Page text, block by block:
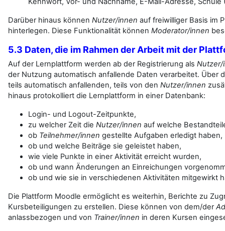
Darüber hinaus können Nutzer/innen auf freiwilliger Basis im
hinterlegen. Diese Funktionalität können Moderator/innen
5.3 Daten, die im Rahmen der Arbeit mit der
Auf der Lernplattform werden ab der Registrierung als Nutzer/
der Nutzung automatisch anfallende Daten verarbeitet. Über
teils automatisch anfallenden, teils von den Nutzer/innen
hinaus protokolliert die Lernplattform in einer Datenbank:
Login- und Logout-Zeitpunkte,
zu welcher Zeit die Nutzer/innen auf welche
ob Teilnehmer/innen gestellte Aufgaben erledigt haben,
ob und welche Beiträge sie geleistet haben,
wie viele Punkte in einer Aktivität erreicht wurden,
ob und wann Änderungen an Einreichungen
ob und wie sie in verschiedenen Aktivitäten mitgewirkt
Die Plattform Moodle ermöglicht es weiterhin, Berichte zu
Kursbeteiligungen zu erstellen. Diese können von dem/der
anlassbezogen und von Trainer/innen in deren Kursen